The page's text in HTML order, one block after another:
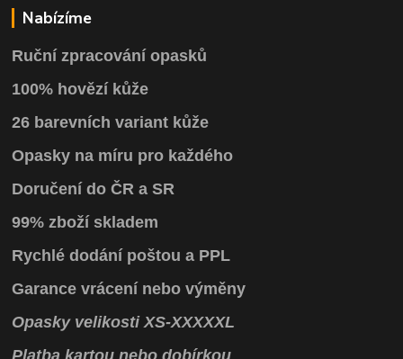
Nabízíme
Ruční zpracování opasků
100% hovězí kůže
26 barevních variant kůže
Opasky na míru pro každého
Doručení do ČR a SR
99% zboží skladem
Rychlé dodání poštou a PPL
Garance vrácení nebo výměny
OpaskyvelikostiXS-XXXXXL